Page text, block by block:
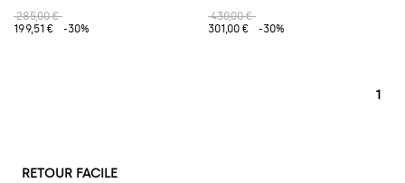
285,00 €
199,51 €
-30%
430,00 €
301,00 €
-30%
1
RETOUR FACILE